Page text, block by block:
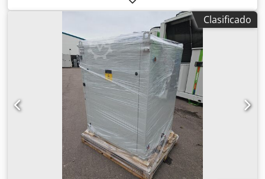
hasta una temperatura ambiente de -10°C sensor de gas y
ventilador ATEX dentro del sistema de refrigeración. Cedjt
Twtfepfx Abpoha Potencia frigorífica de 9,57 kW a 7/12 °C y
35 °C de temperatura ambiente. Nuestra serie pequeña de
propano está disponible desde 9,57 hasta 66 kW. Todos los
sistemas pueden personalizarse para adaptarse al
Clasificado